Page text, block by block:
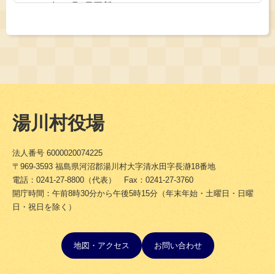
2024年9月1日更新
財政情報
2024年9月1日更新
財務書類の公表について
マイナンバー（社会保障・税番号）制度について
2024年9月1日更新
2024年11月1日更新
2024年9月1日更新
交通安全の取り組み
2024年9月1日更新
よくある質問
ゆがわの魅力
2024年9月1日更新
湯川村役場
法人番号 6000020074225
〒969-3593 福島県河沼郡湯川村大字清水田字長瀞18番地
電話：0241-27-8800（代表） Fax：0241-27-3760
開庁時間：午前8時30分から午後5時15分（年末年始・土曜日・日曜
日・祝日を除く）
地図・アクセス お問い合わせ